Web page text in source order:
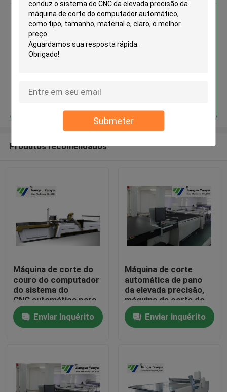
Submeter
Casa
Sobre nós
Servo que conduz o sistema do
CNC da elevada precisão da
máquina de corte do
Continue
Produtos recomendados
Máquina de corte do
couro do computador
do sistema do
CNC automática para
o brinquedo do
luxuosoEnviar inquérito
Máquina de corte
automática de pano
da elevada precisão,
máquina de corte do
laser do CNC
Enviar inquérito